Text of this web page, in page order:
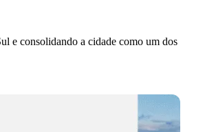
e consolidando a cidade como um dos